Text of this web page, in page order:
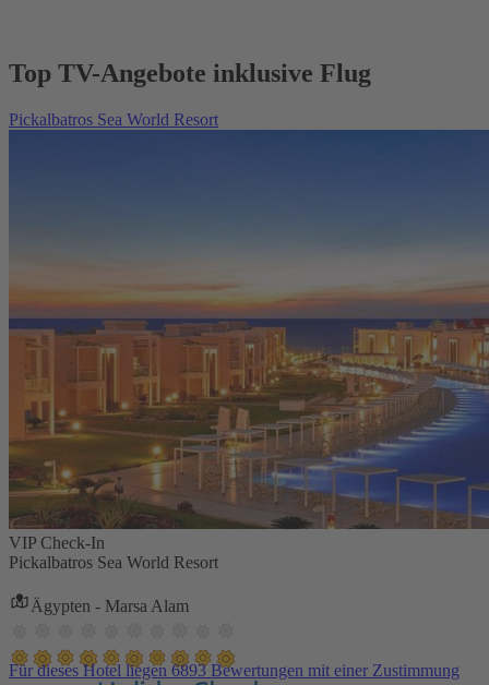
Top TV-Angebote inklusive Flug
Pickalbatros Sea World Resort
VIP Check-In
Pickalbatros Sea World Resort
Ägypten - Marsa Alam
Für dieses Hotel liegen 6893 Bewertungen mit einer Zustimmung